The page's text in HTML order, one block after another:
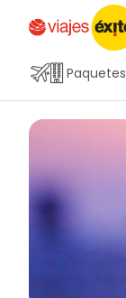
Paquetes